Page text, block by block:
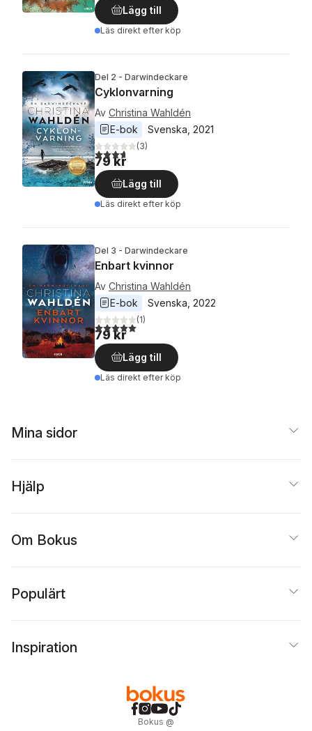
Lägg till
Läs direkt efter köp
Del 2 - Darwindeckare
Cyklonvarning
Av Christina Wahldén
E-bok
Svenska 2021
3,7utav 5 stjärnor. Totalt antal röster:
(3)
79 kr
Lägg till
Läs direkt efter köp
Del 3 - Darwindeckare
Enbart kvinnor
Av Christina Wahldén
E-bok
Svenska 2022
5,0utav 5 stjärnor. Totalt antal röster:
(1)
79 kr
Lägg till
Läs direkt efter köp
Mina sidor
Hjälp
Om Bokus
Populärt
Inspiration
Bokus @